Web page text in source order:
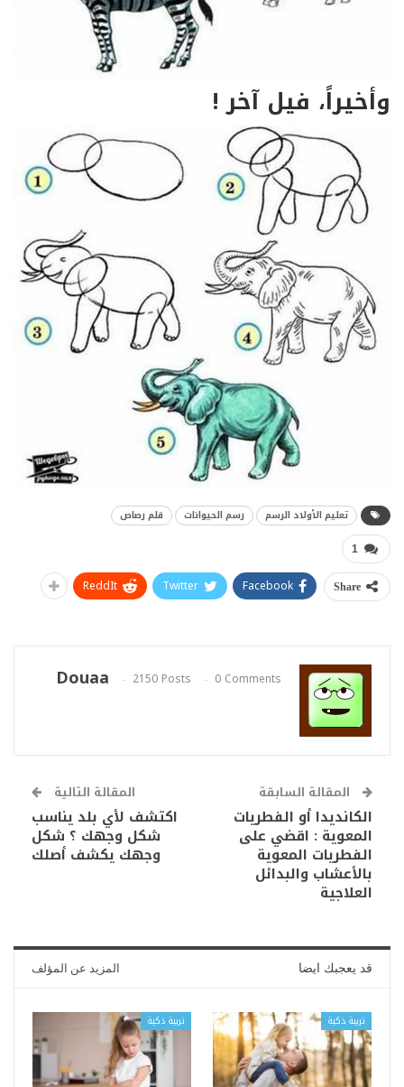
وأخيراً، فيل آخر !
تعليم الأولاد الرسم رسم الحيوانات قلم رصاص
1
Share
Facebook
Twitter
ReddIt
Douaa 2150 Posts 0 Comments
المقالة السابقة
الكانديدا أو الفطريات
المعوية : اقضي على
الفطريات المعوية
بالأعشاب والبدائل
العلاجية
المقالة التالية
اكتشف لأي بلد يناسب
شكل وجهك ؟ شكل
وجهك يكشف أصلك
قد يعجبك ايضا المزيد عن المؤلف
تربية ذكية تربية ذكية